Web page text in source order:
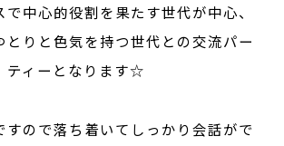
中心的役割を果たす世代が中心、
とりと色気を持つ世代との交流パー
ティーとなります☆
すので落ち着いてしっかり会話がで